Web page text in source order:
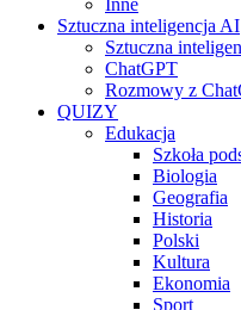
Inne
Sztuczna inteligencja AI
Sztuczna
ChatGPT
Rozmowy z
QUIZY
Edukacja
Szkoła
Biologia
Geografia
Historia
Polski
Kultura
Ekonomia
Sport